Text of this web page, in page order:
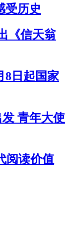
受历史
《信天翁
8日起国家
青年大使
阅读价值